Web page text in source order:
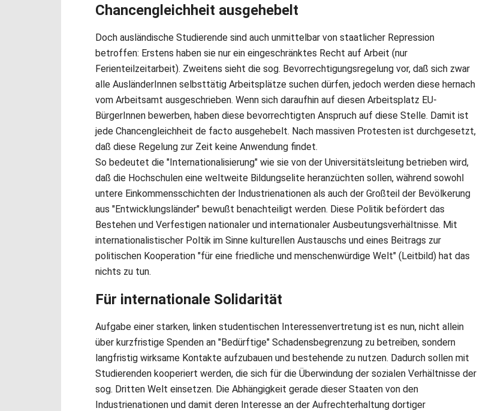
Chancengleichheit ausgehebelt
Doch ausländische Studierende sind auch unmittelbar von staatlicher Repression
betroffen: Erstens haben sie nur ein eingeschränktes Recht auf Arbeit (nur
Ferienteilzeitarbeit). Zweitens sieht die sog. Bevorrechtigungsregelung vor, daß sich zwar
alle AusländerInnen selbsttätig Arbeitsplätze suchen dürfen, jedoch werden diese hernach
vom Arbeitsamt ausgeschrieben. Wenn sich daraufhin auf diesen Arbeitsplatz EU-
BürgerInnen bewerben, haben diese bevorrechtigten Anspruch auf diese Stelle. Damit ist
jede Chancengleichheit de facto ausgehebelt. Nach massiven Protesten ist durchgesetzt,
daß diese Regelung zur Zeit keine Anwendung findet.
So bedeutet die "Internationalisierung" wie sie von der Universitätsleitung betrieben wird,
daß die Hochschulen eine weltweite Bildungselite heranzüchten sollen, während sowohl
untere Einkommensschichten der Industrienationen als auch der Großteil der Bevölkerung
aus "Entwicklungsländer" bewußt benachteiligt werden. Diese Politik befördert das
Bestehen und Verfestigen nationaler und internationaler Ausbeutungsverhältnisse. Mit
internationalistischer Poltik im Sinne kulturellen Austauschs und eines Beitrags zur
politischen Kooperation "für eine friedliche und menschenwürdige Welt" (Leitbild) hat das
nichts zu tun.
Für internationale Solidarität
Aufgabe einer starken, linken studentischen Interessenvertretung ist es nun, nicht allein
über kurzfristige Spenden an "Bedürftige" Schadensbegrenzung zu betreiben, sondern
langfristig wirksame Kontakte aufzubauen und bestehende zu nutzen. Dadurch sollen mit
Studierenden kooperiert werden, die sich für die Überwindung der sozialen Verhältnisse der
sog. Dritten Welt einsetzen. Die Abhängigkeit gerade dieser Staaten von den
Industrienationen und damit deren Interesse an der Aufrechterhaltung dortiger